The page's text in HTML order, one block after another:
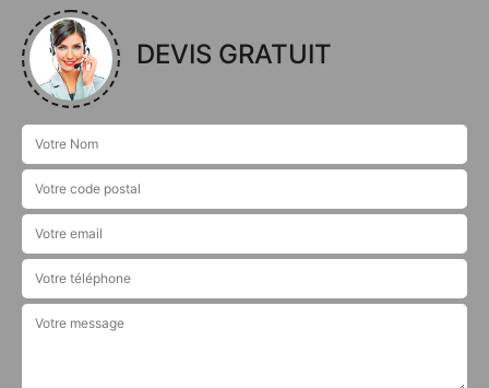
DEVIS GRATUIT